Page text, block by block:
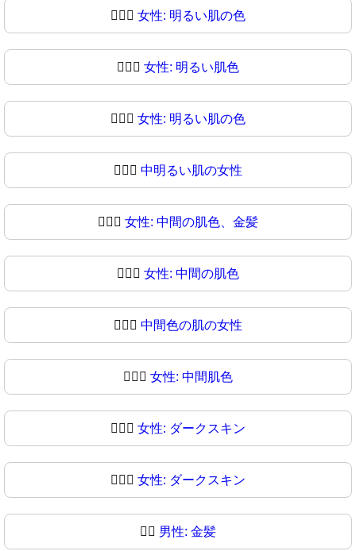
👱🏻‍♀️ 女性: 明るい肌の色
👱🏻‍♀ 女性: 明るい肌色
👱🏼‍♀️ 女性: 明るい肌の色
👱🏼‍♀ 中明るい肌の女性
👱🏽‍♀️ 女性: 中間の肌色、金髪
👱🏽‍♀ 女性: 中間の肌色
👱🏾‍♀️ 中間色の肌の女性
👱🏾‍♀ 女性: 中間肌色
👱🏿‍♀️ 女性: ダークスキン
👱🏿‍♀ 女性: ダークスキン
👱‍♂️ 男性: 金髪